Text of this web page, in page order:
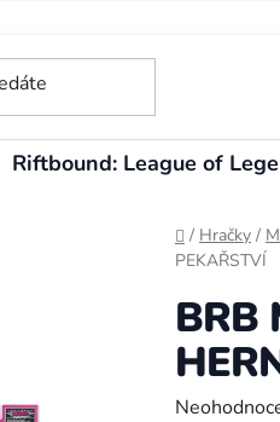
údajů
Riftbound: League of
Domů
/ Hračky /
PEKAŘSTVÍ
BRB
Průměrné